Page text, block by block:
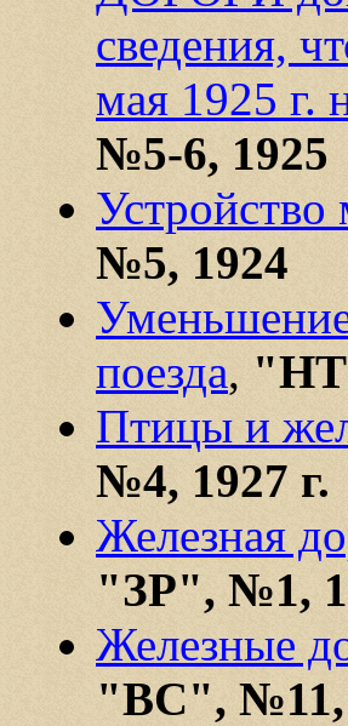
сведения,
мая 1925 г.
№5-6, 1925
Устройство
№5, 1924
поезда,
Птицы и
№4, 1927 г.
Железная
"ЗР", №1,
Железные
"ВС", №11,